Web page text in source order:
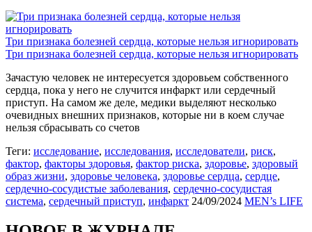
Три признака болезней сердца, которые нельзя игнорировать
Три признака болезней сердца, которые нельзя игнорировать
Зачастую человек не интересуется здоровьем собственного
сердца, пока у него не случится инфаркт или сердечный
приступ. На самом же деле, медики выделяют несколько
очевидных внешних признаков, которые ни в коем случае
нельзя сбрасывать со счетов
Теги: исследование, исследования, исследователи, риск,
фактор, факторы здоровья, фактор риска, здоровье, здоровый
образ жизни, здоровье человека, здоровье сердца, сердце,
сердечно-сосудистые заболевания, сердечно-сосудистая
система, сердечный приступ, инфаркт 24/09/2024 MEN’s LIFE